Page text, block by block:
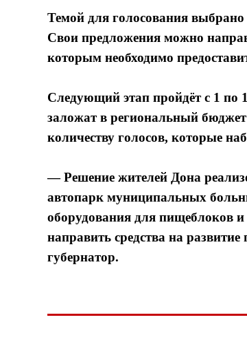
Темой для голосования выбрано
Свои предложения можно
которым необходимо
Следующий этап пройдёт с 1 по
заложат в региональный
количеству голосов, которые
— Решение жителей Дона
автопарк муниципальных
оборудования для пищеблоков
направить средства на
губернатор.